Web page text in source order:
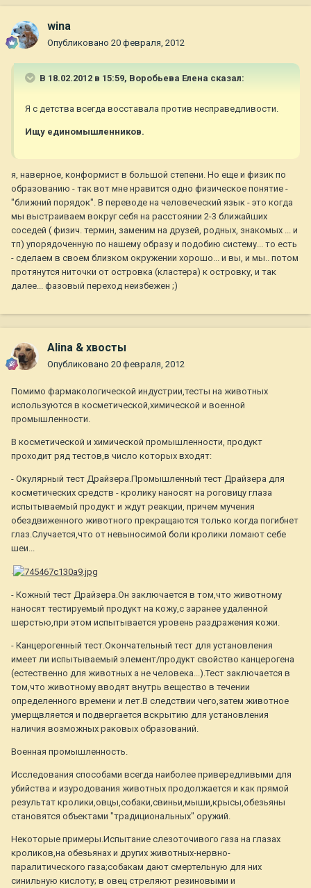
wina
Опубликовано 20 февраля, 2012
В 18.02.2012 в 15:59, Воробьева Елена сказал:
Я с детства всегда восставала против несправедливости.
Ищу единомышленников.
я, наверное, конформист в большой степени. Но еще и физик по
образованию - так вот мне нравится одно физическое понятие -
"ближний порядок". В переводе на человеческий язык - это когда
мы выстраиваем вокруг себя на расстоянии 2-3 ближайших
соседей ( физич. термин, заменим на друзей, родных, знакомых ... и
тп) упорядоченную по нашему образу и подобию систему... то есть
- сделаем в своем близком окружении хорошо... и вы, и мы.. потом
протянутся ниточки от островка (кластера) к островку, и так
далее... фазовый переход неизбежен ;)
Alina & хвосты
Опубликовано 20 февраля, 2012
Помимо фармакологической индустрии,тесты на животных
используются в косметической,химической и военной
промышленности.
В косметической и химической промышленности, продукт
проходит ряд тестов,в число которых входят:
- Окулярный тест Драйзера.Промышленный тест Драйзера для
косметических средств - кролику наносят на роговицу глаза
испытываемый продукт и ждут реакции, причем мучения
обездвиженного животного прекращаются только когда погибнет
глаз.Случается,что от невыносимой боли кролики ломают себе
шеи...
.
- Кожный тест Драйзера.Он заключается в том,что животному
наносят тестируемый продукт на кожу,с заранее удаленной
шерстью,при этом испытывается уровень раздражения кожи.
- Канцерогенный тест.Окончательный тест для установления
имеет ли испытываемый элемент/продукт свойство канцерогена
(естественно для животных а не человека...).Тест заключается в
том,что животному вводят внутрь вещество в течении
определенного времени и лет.В следствии чего,затем животное
умерщвляется и подвергается вскрытию для установления
наличия возможных раковых образований.
Военная промышленность.
Исследования способами всегда наиболее привередливыми для
убийства и изуродования животных продолжается и как прямой
результат кролики,овцы,собаки,свиньи,мыши,крысы,обезьяны
становятся объектами "традициональных" оружий.
Некоторые примеры.Испытание слезоточивого газа на глазах
кроликов,на обезьянах и других животных-нервно-
паралитического газа;собакам дают смертельную для них
синильную кислоту; в овец стреляют резиновыми и